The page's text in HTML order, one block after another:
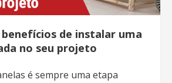
de instalar uma
no seu projeto
é sempre uma etapa